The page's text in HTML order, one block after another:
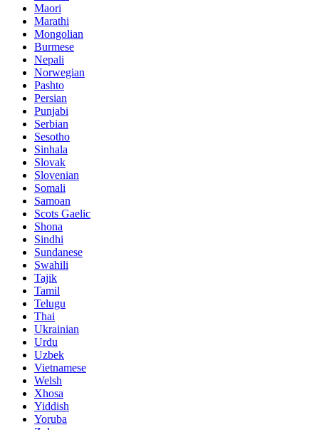
Maori
Marathi
Mongolian
Burmese
Nepali
Norwegian
Pashto
Persian
Punjabi
Serbian
Sesotho
Sinhala
Slovak
Slovenian
Somali
Samoan
Scots Gaelic
Shona
Sindhi
Sundanese
Swahili
Tajik
Tamil
Telugu
Thai
Ukrainian
Urdu
Uzbek
Vietnamese
Welsh
Xhosa
Yiddish
Yoruba